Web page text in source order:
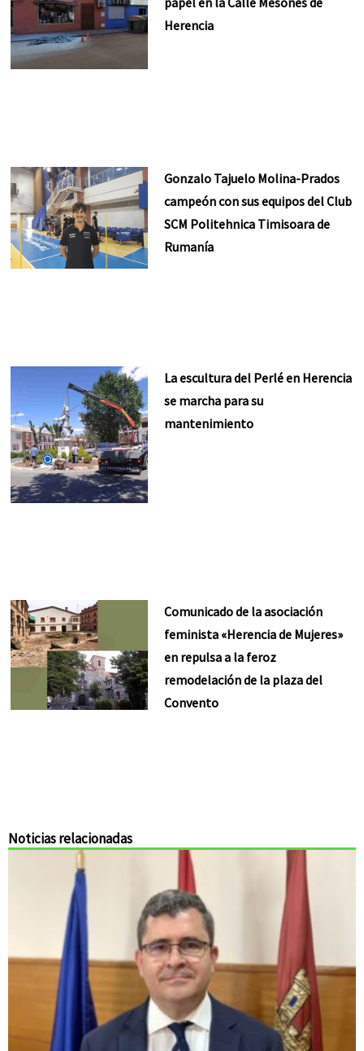
Herencia
Gonzalo Tajuelo Molina-Prados
campeón con sus equipos del Club
SCM Politehnica Timisoara de
Rumanía
La escultura del Perlé en Herencia
se marcha para su
mantenimiento
Comunicado de la asociación
feminista «Herencia de Mujeres»
en repulsa a la feroz
remodelación de la plaza del
Convento
Noticias relacionadas